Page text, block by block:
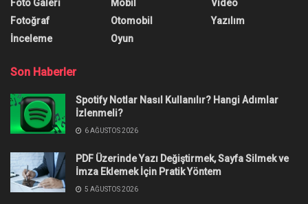
ChatGPT Codex nedir gibi sorularınız mı var?
Merak etmeyin, bu yazıda araç hakkında bilmeniz
gereken her şeyi sizinle paylaşacağız.
Yazar: Arda Özünaldım